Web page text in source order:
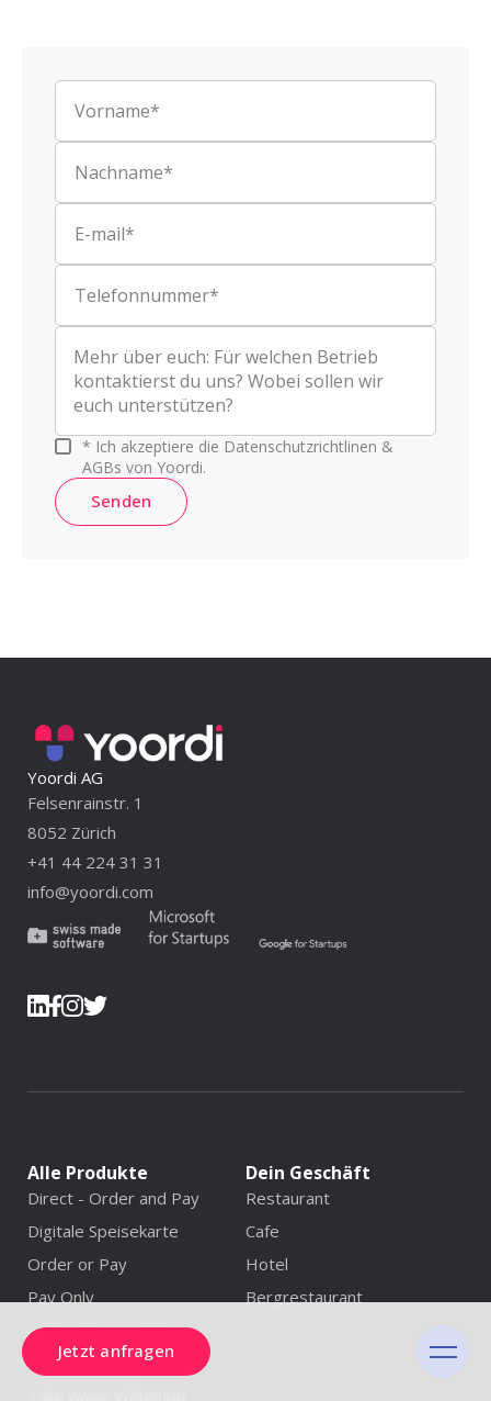
Jetzt anfragen
Vorname*
Nachname*
E-mail*
Telefonnummer*
* Ich akzeptiere die Datenschutzrichtlinen &
AGBs von Yoordi.
Senden
Yoordi AG
Felsenrainstr. 1
8052 Zürich
+41 44 224 31 31
info@yoordi.com
Alle Produkte
Direct - Order and Pay
Digitale Speisekarte
Order or Pay
Pay Only
Self Order Terminal
Yoordi Kasse
Dein Geschäft
Restaurant
Cafe
Hotel
Bergrestaurant